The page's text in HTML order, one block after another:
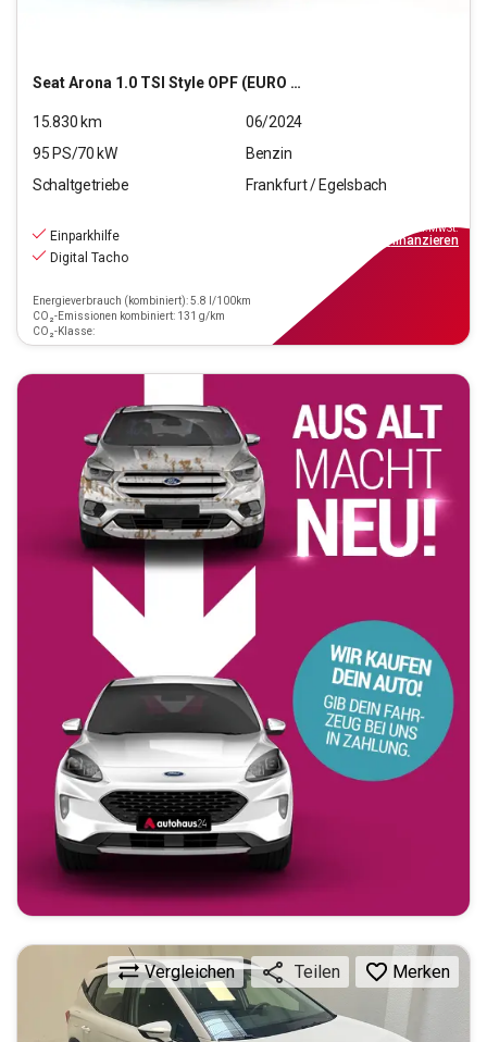
SeatArona 1.0 TSI Style OPF (EURO 6e)
15.830 km
06/2024
95 PS/70 kW
Benzin
Schaltgetriebe
Frankfurt / Egelsbach
Einparkhilfe
Digital Tacho
Energieverbrauch (kombiniert): 5.8 l/100km
CO₂-Emissionen kombiniert: 131 g/km
CO₂-Klasse:
inkl.MwSt.
finanzieren
Vergleichen Teilen Merken